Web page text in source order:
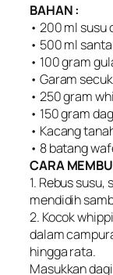
BAHAN :
• 200 ml susu
• 500 ml
• 100 gram
• Garam
• 250 gram
• 150 gram
• Kacang
• 8 batang
CARA
1. Rebus
mendidih
2. Kocok
dalam
hingga rata.
Masukkan